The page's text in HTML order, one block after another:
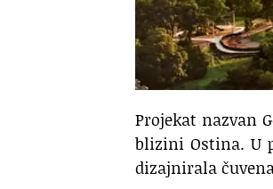
Projekat nazvan
blizini Ostina. U
dizajnirala